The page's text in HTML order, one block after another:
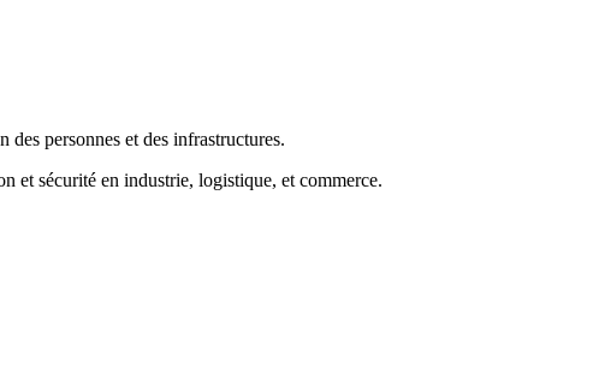
personnes et des infrastructures.
et sécurité en industrie, logistique, et commerce.